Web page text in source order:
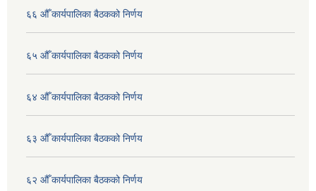
६६ औँ कार्यपालिका बैठकको निर्णय
६५ औँ कार्यपालिका बैठकको निर्णय
६४ औँ कार्यपालिका बैठकको निर्णय
६३ औँ कार्यपालिका बैठकको निर्णय
६२ औँ कार्यपालिका बैठकको निर्णय